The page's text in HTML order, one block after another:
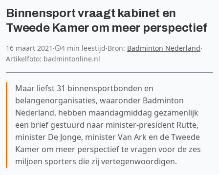
Binnensport vraagt kabinet en
Tweede Kamer om meer perspectief
16 maart 2021 · 4 min leestijd·Bron: Badminton Nederland·
Artikelfoto: badmintonline.nl
Maar liefst 31 binnensportbonden en
belangenorganisaties, waaronder Badminton
Nederland, hebben maandagmiddag gezamenlijk
een brief gestuurd naar minister-president Rutte,
minister De Jonge, minister Van Ark en de Tweede
Kamer om meer perspectief te vragen voor de zes
miljoen sporters die zij vertegenwoordigen.